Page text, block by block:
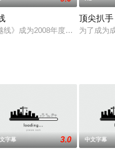
六十多岁的单身退休老人顾老
线》成为2008年度最值得期待
顶尖扒手
为了成为
字幕 3.0 中文字幕